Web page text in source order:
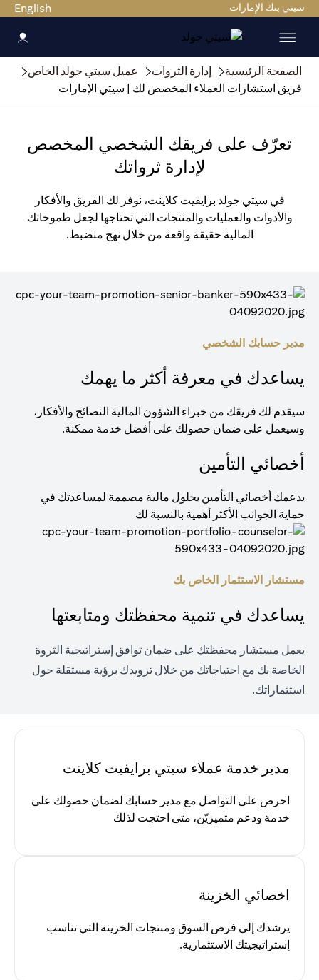
سيتي بنك الإمارات English
الصفحة الرئيسية إدارة الثروات
عميل سيتي جولد الخاص
فريق استشارات العملاء المخصص لك | سيتي الإمارات
تعرّف على فريقك الشخصي المخصص
لإدارة ثرواتك
في سيتي جولد برايفيت كلاينت، نوفر لك الفريق والأفكار
والأدوات والعمليات والمنتجات التي تحتاجها لجعل طموحاتك
المالية حقيقة واقعة من خلال نهج منضبط.
مدير حسابك الشخصي
يساعدك في معرفة أكثر ما يهمك
سيقدم لك فريقك من خبراء الشؤون المالية النصائح والأفكار،
وسيعمل على ضمان حصولك على أفضل خدمة ممكنة.
أخصائي التأمين
يدعمك أخصائي التأمين بحلول مالية مصممة لمساعدتك في
حماية الجوانب الأكثر أهمية بالنسبة لك
مستشار الاستثمار الخاص بك
يساعدك في تنمية محفظتك ومتابعتها
يعمل مستشار محفظتك على ضمان توافق إستراتيجية الثروة
الخاصة بك مع احتياجاتك من خلال تزويدك برؤية مستقلة حول
استثماراتك.
مدير خدمة عملاء سيتي برايفيت كلاينت
احرص على التواصل مع مدير حسابك لضمان حصولك على
خدمة ودعم متميزيّن، متى احتجت لذلك
اخصائي الخزينة
يرشدك إلى فرص السوق ومنتجات الخزينة التي تناسب
إستراتيجيتك الاستثمارية.